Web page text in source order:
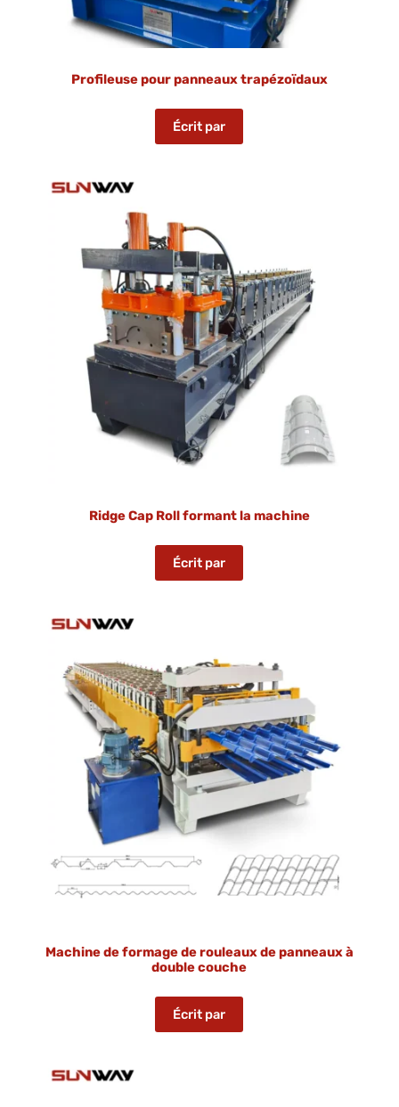
Profileuse pour panneaux trapézoïdaux
Écrit par
Ridge Cap Roll formant la machine
Écrit par
Machine de formage de rouleaux de panneaux à
double couche
Écrit par